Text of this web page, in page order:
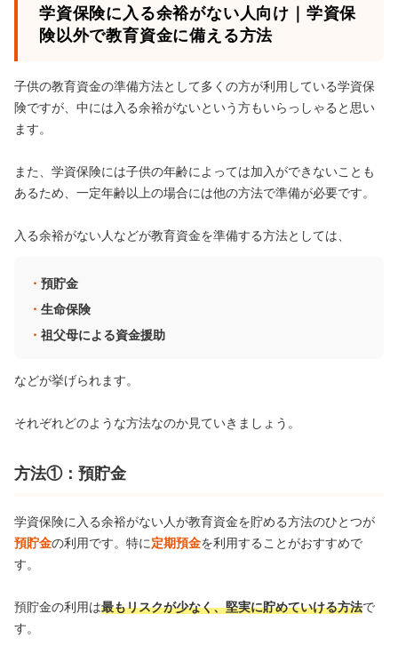
学資保険に入る余裕がない人向け｜学資保
険以外で教育資金に備える方法
子供の教育資金の準備方法として多くの方が利用している学資保
険ですが、中には入る余裕がないという方もいらっしゃると思い
ます。
また、学資保険には子供の年齢によっては加入ができないことも
あるため、一定年齢以上の場合には他の方法で準備が必要です。
入る余裕がない人などが教育資金を準備する方法としては、
預貯金
生命保険
祖父母による資金援助
などが挙げられます。
それぞれどのような方法なのか見ていきましょう。
方法①：預貯金
学資保険に入る余裕がない人が教育資金を貯める方法のひとつが
預貯金の利用です。特に定期預金を利用することがおすすめで
す。
預貯金の利用は最もリスクが少なく、堅実に貯めていける方法で
す。